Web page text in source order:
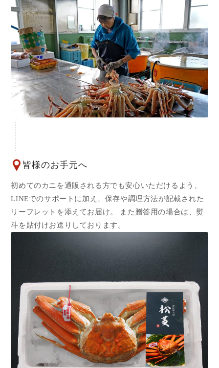
皆様のお手元へ
初めてのカニを通販される方でも安心いただけるよう、
LINEでのサポートに加え、保存や調理方法が記載された
リーフレットを添えてお届け。 また贈答用の場合は、熨
斗を貼付けお送りしております。